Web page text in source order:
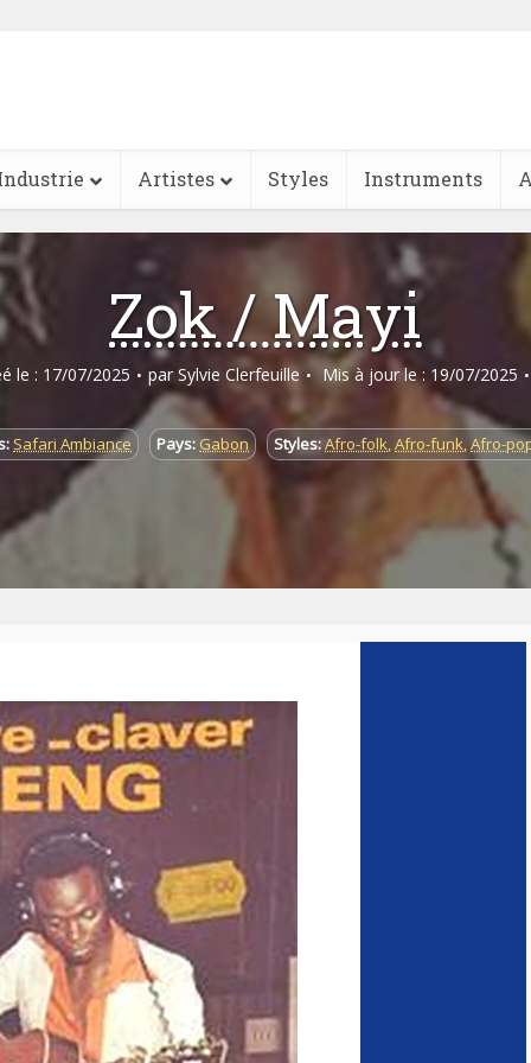
Artistes Styles Instruments
Zok / Mayi
le : 17/07/2025 par Sylvie Clerfeuille Mis à jour le : 19/07/2025
Safari Ambiance Pays: Gabon Styles:Afro-folk,Afro-funk,Afro-